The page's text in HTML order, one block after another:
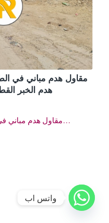
هدم الخبر
مقاول هدم مباني في الطائف 0553717126 مقاول…
واتس اب